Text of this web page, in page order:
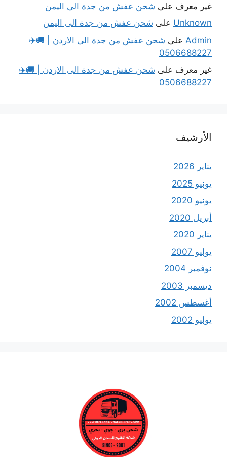
غير معرف على شحن عفش من جدة الى اليمن
Unknown على شحن عفش من جدة الى اليمن
Admin على شحن عفش من جدة الى الاردن | 🚚✈️
0506688227
غير معرف على شحن عفش من جدة الى الاردن | 🚚✈️
0506688227
الأرشيف
يناير 2026
يونيو 2025
يونيو 2020
أبريل 2020
يناير 2020
يوليو 2007
نوفمبر 2004
ديسمبر 2003
أغسطس 2002
يوليو 2002